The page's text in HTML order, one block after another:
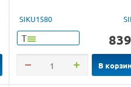
SIKU1580
Т 839
В